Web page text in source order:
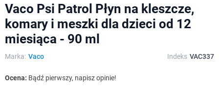
Vaco Psi Patrol Płyn na kleszcze,
komary i meszki dla dzieci od 12
miesiąca - 90 ml
Marka: Vaco Indeks VAC337
Ocena: Bądź pierwszy, napisz opinie!